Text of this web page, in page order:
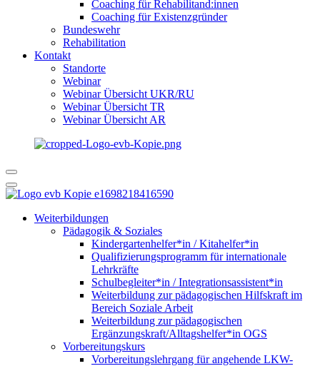
Coaching für Rehabilitand:innen
Coaching für Existenzgründer
Bundeswehr
Rehabilitation
Kontakt
Standorte
Webinar
Webinar Übersicht UKR/RU
Webinar Übersicht TR
Webinar Übersicht AR
Weiterbildungen
Pädagogik & Soziales
Kindergartenhelfer*in / Kitahelfer*in
Qualifizierungsprogramm für internationale
Lehrkräfte
Schulbegleiter*in / Integrationsassistent*in
Weiterbildung zur pädagogischen Hilfskraft im
Bereich Soziale Arbeit
Weiterbildung zur pädagogischen
Ergänzungskraft/Alltagshelfer*in OGS
Vorbereitungskurs
Vorbereitungslehrgang für angehende LKW-